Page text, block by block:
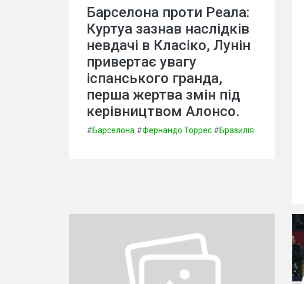
Барселона проти Реала:
Куртуа зазнав наслідків
невдачі в Класіко, Лунін
привертає увагу
іспанського гранда,
перша жертва змін під
керівництвом Алонсо.
#Барселона #Фернандо Торрес #Бразилія